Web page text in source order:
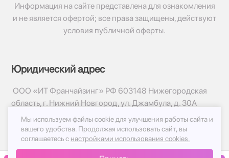
Информация на сайте представлена для ознакомления
и не является офертой; все права защищены, действуют
условия публичной оферты.
Юридический адрес
ООО «ИТ Франчайзинг» РФ 603148 Нижегородская
область, г. Нижний Новгород, ул. Джамбула, д. 30А
© 2017-2026г, База Цветов 24.ру
Политика конфиденциальности
Публичная оферта
Мы используем файлы cookie для улучшения работы сайта и
вашего удобства. Продолжая использовать сайт, вы
соглашаетесь с настройками использования cookies.